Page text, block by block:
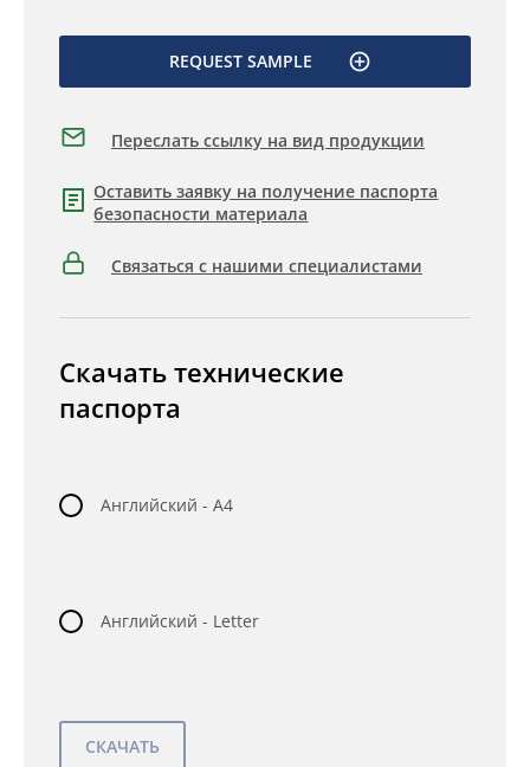
REQUEST SAMPLE
Переслать ссылку на вид продукции
Оставить заявку на получение паспорта
безопасности материала
Связаться с нашими специалистами
Скачать технические
паспорта
Английский - A4
Английский - Letter